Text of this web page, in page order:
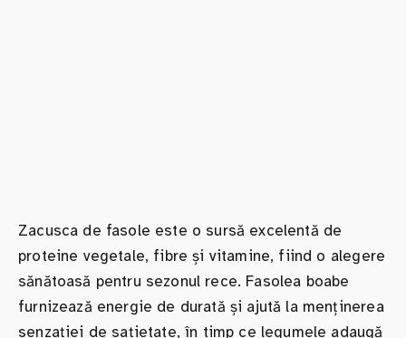
Zacusca de fasole este o sursă excelentă de
proteine vegetale, fibre și vitamine, fiind o alegere
sănătoasă pentru sezonul rece. Fasolea boabe
furnizează energie de durată și ajută la menținerea
senzației de sațietate, în timp ce legumele adaugă